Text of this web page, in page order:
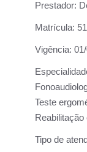
Prestador:
Matrícula:
Vigência:
Teste
Tipo de